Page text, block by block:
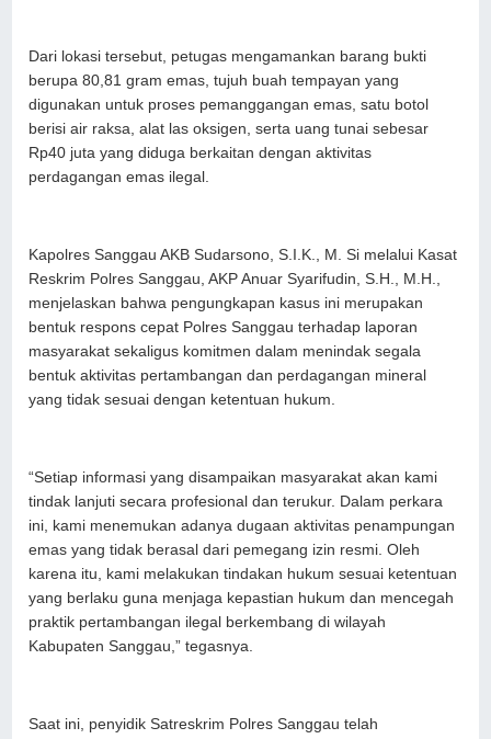
Dari lokasi tersebut, petugas mengamankan barang bukti
berupa 80,81 gram emas, tujuh buah tempayan yang
digunakan untuk proses pemanggangan emas, satu botol
berisi air raksa, alat las oksigen, serta uang tunai sebesar
Rp40 juta yang diduga berkaitan dengan aktivitas
perdagangan emas ilegal.
Kapolres Sanggau AKB Sudarsono, S.I.K., M. Si melalui Kasat
Reskrim Polres Sanggau, AKP Anuar Syarifudin, S.H., M.H.,
menjelaskan bahwa pengungkapan kasus ini merupakan
bentuk respons cepat Polres Sanggau terhadap laporan
masyarakat sekaligus komitmen dalam menindak segala
bentuk aktivitas pertambangan dan perdagangan mineral
yang tidak sesuai dengan ketentuan hukum.
“Setiap informasi yang disampaikan masyarakat akan kami
tindak lanjuti secara profesional dan terukur. Dalam perkara
ini, kami menemukan adanya dugaan aktivitas penampungan
emas yang tidak berasal dari pemegang izin resmi. Oleh
karena itu, kami melakukan tindakan hukum sesuai ketentuan
yang berlaku guna menjaga kepastian hukum dan mencegah
praktik pertambangan ilegal berkembang di wilayah
Kabupaten Sanggau,” tegasnya.
Saat ini, penyidik Satreskrim Polres Sanggau telah